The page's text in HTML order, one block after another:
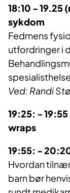
18:10 - 19.25
sykdom
Fedmens
utfordringer i
Ved: Randi
19:25: -
wraps
19:55: -
Hvordan
barn bør